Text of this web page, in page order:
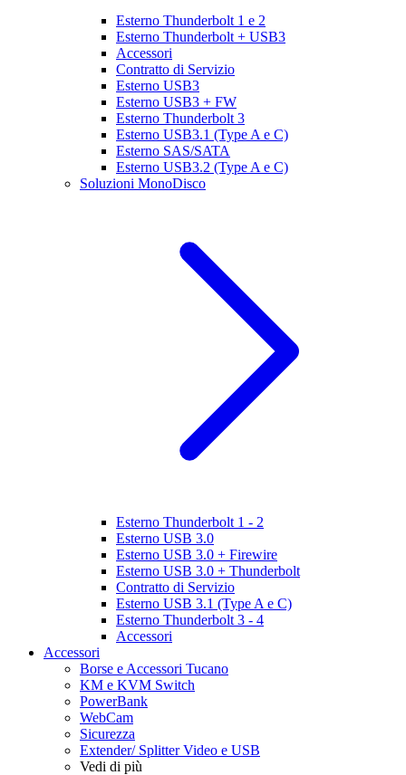
Esterno Thunderbolt 1 e 2
Esterno Thunderbolt + USB3
Accessori
Contratto di Servizio
Esterno USB3
Esterno USB3 + FW
Esterno Thunderbolt 3
Esterno USB3.1 (Type A e C)
Esterno SAS/SATA
Esterno USB3.2 (Type A e C)
Soluzioni MonoDisco
Esterno Thunderbolt 1 - 2
Esterno USB 3.0
Esterno USB 3.0 + Firewire
Esterno USB 3.0 + Thunderbolt
Contratto di Servizio
Esterno USB 3.1 (Type A e C)
Esterno Thunderbolt 3 - 4
Accessori
Accessori
Borse e Accessori Tucano
KM e KVM Switch
PowerBank
WebCam
Sicurezza
Extender/ Splitter Video e USB
Vedi di più